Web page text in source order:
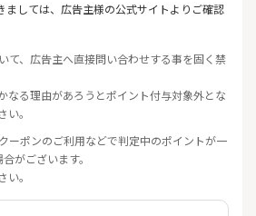
ましては、広告主様の公式サイトよりご確認
て、広告主へ直接問い合わせする事を固く禁
なる理由があろうとポイント付与対象外とな
。
ーポンのご利用などで判定中のポイントが一
がございます。
。